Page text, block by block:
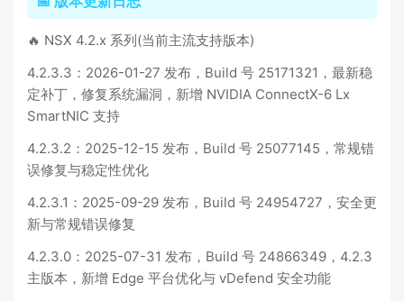
🔥 NSX 4.2.x 系列(当前主流支持版本)
4.2.3.3：2026-01-27 发布，Build 号 25171321，最新稳
定补丁，修复系统漏洞，新增 NVIDIA ConnectX-6 Lx
SmartNIC 支持
4.2.3.2：2025-12-15 发布，Build 号 25077145，常规错
误修复与稳定性优化
4.2.3.1：2025-09-29 发布，Build 号 24954727，安全更
新与常规错误修复
4.2.3.0：2025-07-31 发布，Build 号 24866349，4.2.3
主版本，新增 Edge 平台优化与 vDefend 安全功能